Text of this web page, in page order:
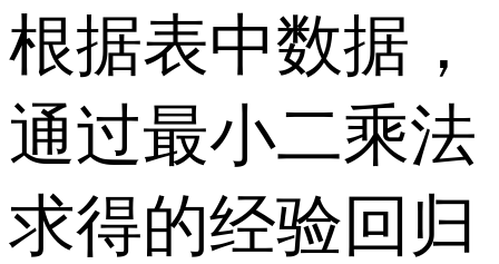
根据表中数据，
通过最小二乘法
求得的经验回归